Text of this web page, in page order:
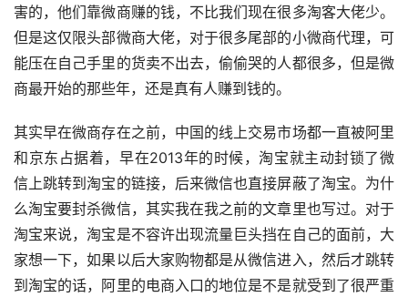
害的，他们靠微商赚的钱，不比我们现在很多淘客大佬少。
但是这仅限头部微商大佬，对于很多尾部的小微商代理，可
能压在自己手里的货卖不出去，偷偷哭的人都很多，但是微
商最开始的那些年，还是真有人赚到钱的。
其实早在微商存在之前，中国的线上交易市场都一直被阿里
和京东占据着，早在2013年的时候，淘宝就主动封锁了微
信上跳转到淘宝的链接，后来微信也直接屏蔽了淘宝。为什
么淘宝要封杀微信，其实我在我之前的文章里也写过。对于
淘宝来说，淘宝是不容许出现流量巨头挡在自己的面前，大
家想一下，如果以后大家购物都是从微信进入，然后才跳转
到淘宝的话，阿里的电商入口的地位是不是就受到了很严重